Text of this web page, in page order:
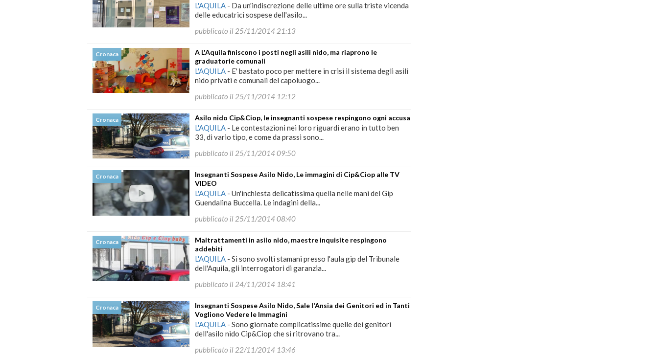
L'AQUILA - Da un'indiscrezione delle ultime ore sulla triste vicenda
delle educatrici sospese dell'asilo...
pubblicato il 25/11/2014 21:13
Cronaca
A L'Aquila finiscono i posti negli asili nido, ma riaprono le
graduatorie comunali
L'AQUILA - E' bastato poco per mettere in crisi il sistema degli asili
nido privati e comunali del capoluogo...
pubblicato il 25/11/2014 12:12
Cronaca Asilo nido Cip&Ciop, le insegnanti sospese respingono ogni accusa
L'AQUILA - Le contestazioni nei loro riguardi erano in tutto ben
33, di vario tipo, e come da prassi sono...
pubblicato il 25/11/2014 09:50
Cronaca
Insegnanti Sospese Asilo Nido, Le immagini di Cip&Ciop alle TV
VIDEO
L'AQUILA - Un'inchiesta delicatissima quella nelle mani del Gip
Guendalina Buccella. Le indagini della...
pubblicato il 25/11/2014 08:40
Cronaca
Maltrattamenti in asilo nido, maestre inquisite respingono
addebiti
L'AQUILA - Si sono svolti stamani presso l'aula gip del Tribunale
dell'Aquila, gli interrogatori di garanzia...
pubblicato il 24/11/2014 18:41
Cronaca
Insegnanti Sospese Asilo Nido, Sale l'Ansia dei Genitori ed in Tanti
Vogliono Vedere le Immagini
L'AQUILA - Sono giornate complicatissime quelle dei genitori
dell'asilo nido Cip&Ciop che si ritrovano tra...
pubblicato il 22/11/2014 13:46